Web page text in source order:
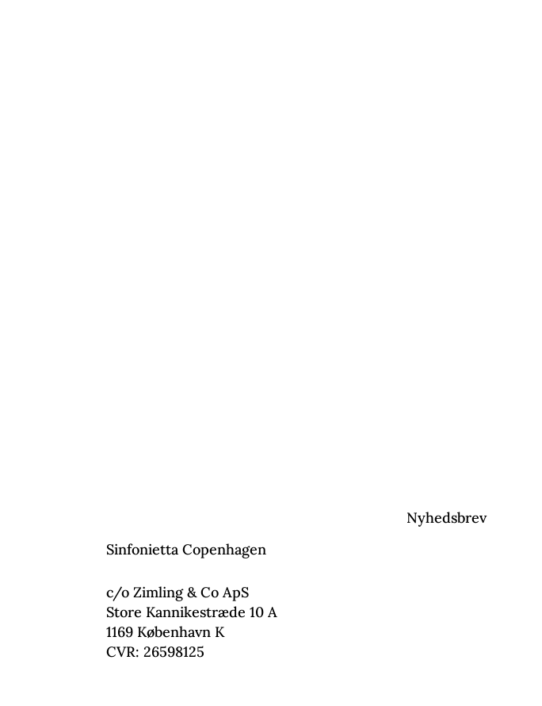
Sinfonietta Copenhagen
c/o Zimling & Co ApS
Store Kannikestræde 10 A
1169 København K
CVR: 26598125
Nyhedsbrev